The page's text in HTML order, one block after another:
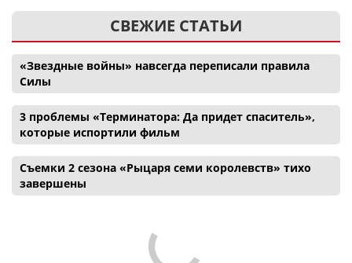
СВЕЖИЕ СТАТЬИ
«Звездные войны» навсегда переписали правила
Силы
3 проблемы «Терминатора: Да придет спаситель»,
которые испортили фильм
Съемки 2 сезона «Рыцаря семи королевств» тихо
завершены